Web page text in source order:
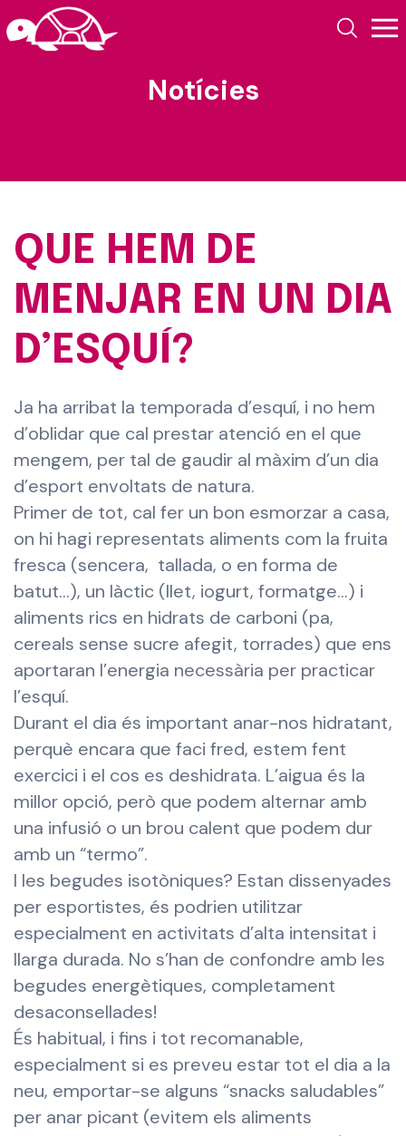
Notícies
QUE HEM DE
MENJAR EN UN DIA
D’ESQUÍ?
Ja ha arribat la temporada d’esquí, i no hem
d’oblidar que cal prestar atenció en el que
mengem, per tal de gaudir al màxim d’un dia
d’esport envoltats de natura.
Primer de tot, cal fer un bon esmorzar a casa,
on hi hagi representats aliments com la fruita
fresca (sencera, tallada, o en forma de
batut…), un làctic (llet, iogurt, formatge…) i
aliments rics en hidrats de carboni (pa,
cereals sense sucre afegit, torrades) que ens
aportaran l’energia necessària per practicar
l’esquí.
Durant el dia és important anar-nos hidratant,
perquè encara que faci fred, estem fent
exercici i el cos es deshidrata. L’aigua és la
millor opció, però que podem alternar amb
una infusió o un brou calent que podem dur
amb un “termo”.
I les begudes isotòniques? Estan dissenyades
per esportistes, és podrien utilitzar
especialment en activitats d’alta intensitat i
llarga durada. No s’han de confondre amb les
begudes energètiques, completament
desaconsellades!
És habitual, i fins i tot recomanable,
especialment si es preveu estar tot el dia a la
neu, emportar-se alguns “snacks saludables”
per anar picant (evitem els aliments